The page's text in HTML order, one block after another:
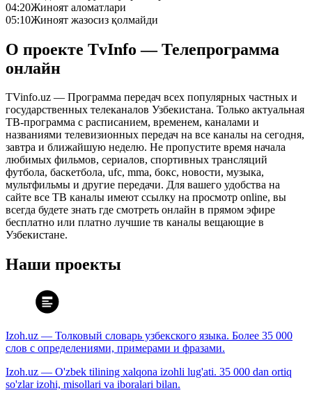
04:20Жиноят аломатлари
05:10Жиноят жазосиз қолмайди
О проекте TvInfo — Телепрограмма
онлайн
TVinfo.uz — Программа передач всех популярных частных и
государственных телеканалов Узбекистана. Только актуальная
ТВ-программа с расписанием, временем, каналами и
названиями телевизионных передач на все каналы на сегодня,
завтра и ближайшую неделю. Не пропустите время начала
любимых фильмов, сериалов, спортивных трансляций
футбола, баскетбола, ufc, mma, бокс, новости, музыка,
мультфильмы и другие передачи. Для вашего удобства на
сайте все ТВ каналы имеют ссылку на просмотр online, вы
всегда будете знать где смотреть онлайн в прямом эфире
бесплатно или платно лучшие тв каналы вещающие в
Узбекистане.
Наши проекты
Izoh.uz — Толковый словарь узбекского языка. Более 35 000
слов с определениями, примерами и фразами.
Izoh.uz — O'zbek tilining xalqona izohli lug'ati. 35 000 dan ortiq
so'zlar izohi, misollari va iboralari bilan.